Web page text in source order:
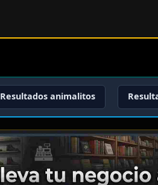
Resultados animalitos